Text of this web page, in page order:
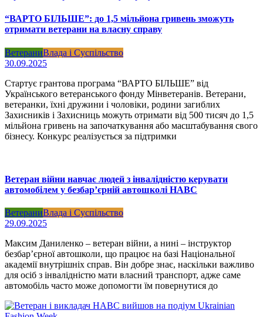
“ВАРТО БІЛЬШЕ”: до 1,5 мільйона гривень зможуть
отримати ветерани на власну справу
ВетераниВлада і Суспільство
30.09.2025
Стартує грантова програма “ВАРТО БІЛЬШЕ” від
Українського ветеранського фонду Мінветеранів. Ветерани,
ветеранки, їхні дружини і чоловіки, родини загиблих
Захисників і Захисниць можуть отримати від 500 тисяч до 1,5
мільйона гривень на започаткування або масштабування свого
бізнесу. Конкурс реалізується за підтримки
Ветеран війни навчає людей з інвалідністю керувати
автомобілем у безбар’єрній автошколі НАВС
ВетераниВлада і Суспільство
29.09.2025
Максим Даниленко – ветеран війни, а нині – інструктор
безбар’єрної автошколи, що працює на базі Національної
академії внутрішніх справ. Він добре знає, наскільки важливо
для осіб з інвалідністю мати власний транспорт, адже саме
автомобіль часто може допомогти їм повернутися до